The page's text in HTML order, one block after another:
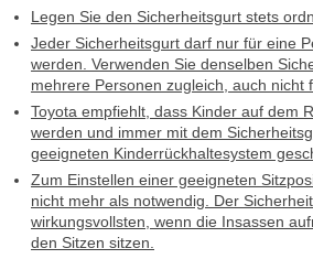
Legen Sie den Sicherheitsgurt stets
Jeder Sicherheitsgurt darf nur für eine
werden. Verwenden Sie denselben
mehrere Personen zugleich, auch nicht
Toyota empfiehlt, dass Kinder auf dem
werden und immer mit dem
geeigneten Kinderrückhaltesystem
Zum Einstellen einer geeigneten
nicht mehr als notwendig. Der
wirkungsvollsten, wenn die Insassen
den Sitzen sitzen.